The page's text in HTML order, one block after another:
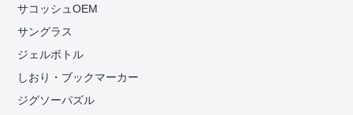
サコッシュOEM
サングラス
ジェルボトル
しおり・ブックマーカー
ジグソーパズル